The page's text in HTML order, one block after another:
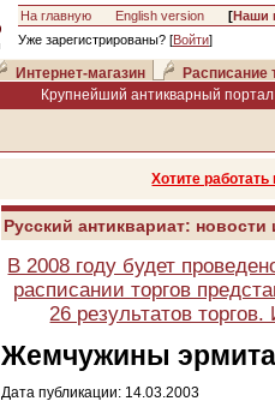
На главную English version [Наши
Уже зарегистрированы? [Войти]
Интернет-магазин
Расписание
Крупнейший антикварный
Хотите
Русский антиквариат:
В 2008 году будет
расписании торгов
26 результатов
Жемчужины
Дата публикации: 14.03.2003